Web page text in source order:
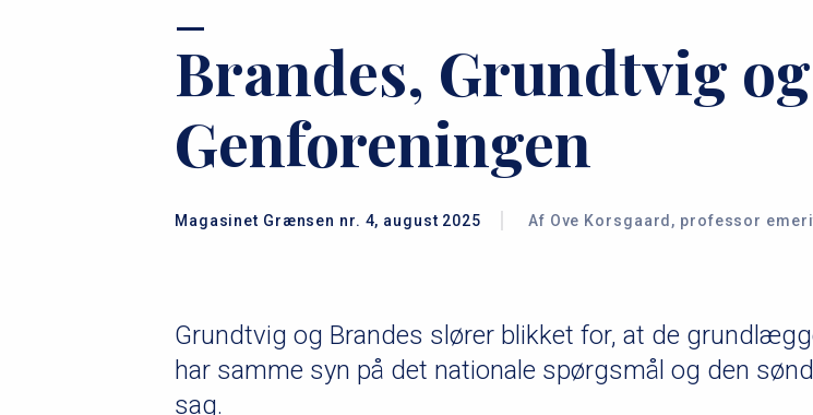
Brandes, Grundtvig og
Genforeningen
Magasinet Grænsen nr. 4, august 2025 Af Ove Korsgaard, professor
Grundtvig og Brandes slører blikket for, at de
har samme syn på det nationale spørgsmål og den
sag.